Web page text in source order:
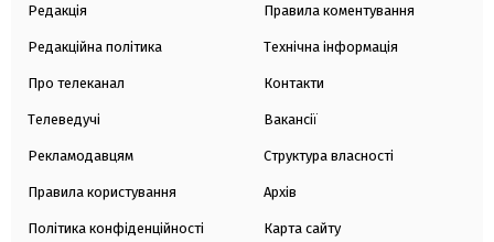
Редакція
Редакційна політика
Про телеканал
Телеведучі
Рекламодавцям
Правила користування
Політика конфіденційності
Правила коментування
Технічна інформація
Контакти
Вакансії
Структура власності
Архів
Карта сайту